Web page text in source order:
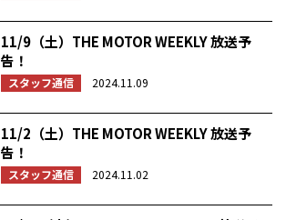
11/9（土）THE MOTOR WEEKLY 放送予
告！
スタッフ通信 2024.11.09
11/2（土）THE MOTOR WEEKLY 放送予
告！
スタッフ通信 2024.11.02